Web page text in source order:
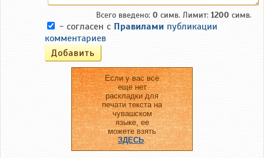
Всего введено: 0 симв. Лимит: 1200 симв.
- согласен с Правилами публикации
комментариев
Если у вас все
еще нет
раскладки для
печати текста на
чувашском
языке, ее
можете взять
ЗДЕСЬ.